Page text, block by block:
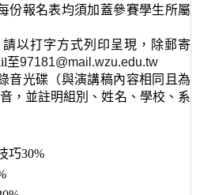
份報名表均須加蓋參賽學生所屬
請以打字方式列印呈現，除郵寄
至97181@mail.wzu.edu.tw
音光碟（與演講稿內容相同且為
，並註明組別、姓名、學校、系
巧30%